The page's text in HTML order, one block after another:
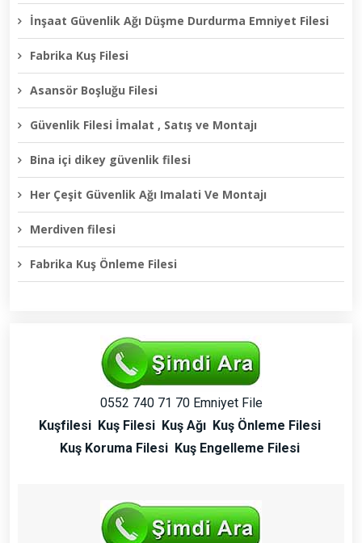
İnşaat Güvenlik Ağı Düşme Durdurma Emniyet Filesi
Fabrika Kuş Filesi
Asansör Boşluğu Filesi
Güvenlik Filesi İmalat , Satış ve Montajı
Bina içi dikey güvenlik filesi
Her Çeşit Güvenlik Ağı Imalati Ve Montajı
Merdiven filesi
Fabrika Kuş Önleme Filesi
0552 740 71 70 Emniyet File
Kuşfilesi Kuş Filesi Kuş Ağı Kuş Önleme Filesi
Kuş Koruma Filesi Kuş Engelleme Filesi